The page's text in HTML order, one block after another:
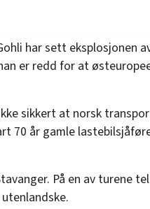
har sett eksplosjonen
er redd for at
sikkert at norsk
70 år gamle
På en av turene